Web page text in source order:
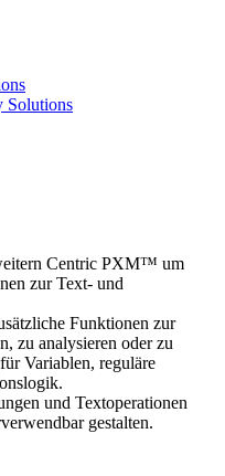
Solutions
Centric PXM™ um
zur Text- und
Funktionen zur
zu analysieren oder zu
Variablen, reguläre
und Textoperationen
gestalten.